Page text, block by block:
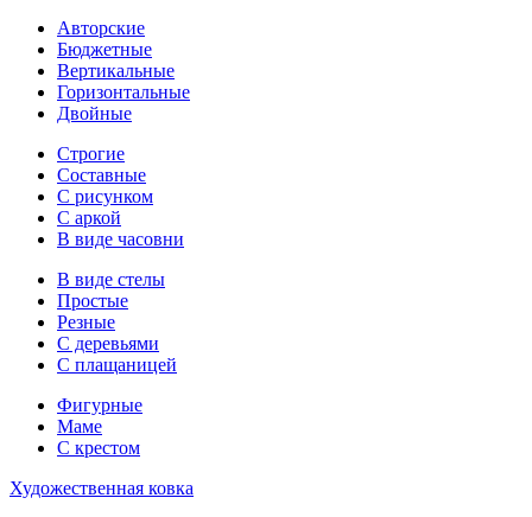
Авторские
Бюджетные
Вертикальные
Горизонтальные
Двойные
Строгие
Составные
С рисунком
С аркой
В виде часовни
В виде стелы
Простые
Резные
С деревьями
С плащаницей
Фигурные
Маме
С крестом
Художественная ковка